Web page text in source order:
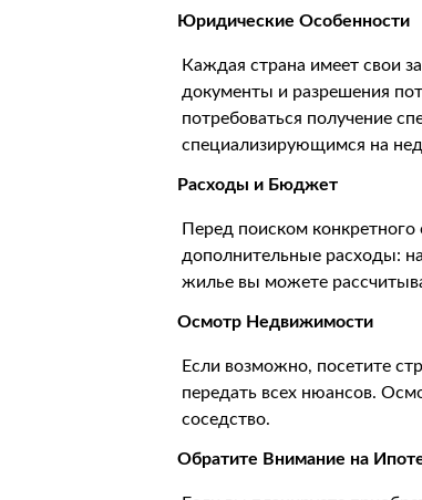
Юридические Особенности
Каждая страна имеет свои
документы и разрешения
потребоваться получение
специализирующимся на
Расходы и Бюджет
Перед поиском
дополнительные расходы:
жилье вы можете
Осмотр Недвижимости
Если возможно, посетите
передать всех нюансов.
соседство.
Обратите Внимание на